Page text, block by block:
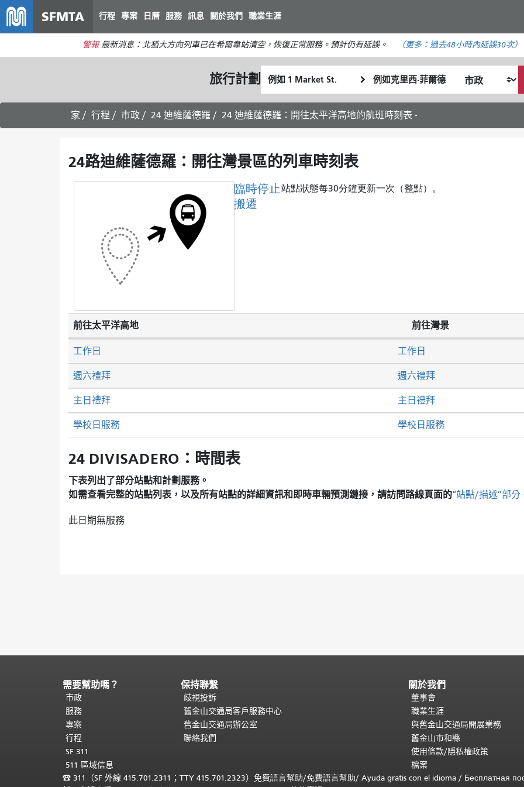
主
內
容
SFMTA 行程 專案 日曆 服務 訊息 關於我們 職業生涯
警報 最新消息：北猶大方向列車已在希爾韋站清空，恢復正常服務。預計仍有延誤。 （更多： 過去48小時內延誤30次）
旅行計劃
起
始
位
置
終
點
位
置
我
希
的
式
家 行程 市政 24 迪維薩德羅 24 迪維薩德羅：開往太平洋高地的航班時刻表 -
24路迪維薩德羅：開往灣景區的列車時刻表
臨時停止
搬遷
站點狀態每30分鐘更新一次（整點）。
前往太平洋高地 前往灣景
週六禮拜 週六禮拜
主日禮拜 主日禮拜
工作日 工作日
學校日服務 學校日服務
24 DIVISADERO：時間表
下表列出了部分站點和計劃服務。
如需查看完整的站點列表，以及所有站點的詳細資訊和即時車輛預測鏈接，請訪問路線頁面的“站點/描述”部分
此日期無服務
頁
面
內
容
結
束。本
餘
需要幫助嗎？
市政
服務
專案
行程
SF 311
511 區域信息
保持聯繫
歧視投訴
舊金山交通局客戶服務中心
舊金山交通局辦公室
聯絡我們
關於我們
董事會
職業生涯
與舊金山交通局開展業務
舊金山市和縣
使用條款/隱私權政策
檔案
☎ 311（SF 外線 415.701.2311；TTY 415.701.2323）免費語言幫助/免費語言幫助/ Ayuda gratis con el idioma / Бесплатная